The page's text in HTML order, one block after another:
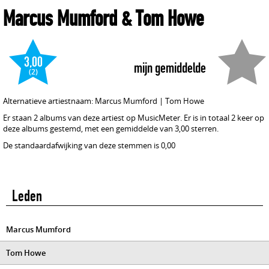
Marcus Mumford & Tom Howe
mijn gemiddelde
3,00
(2)
Alternatieve artiestnaam: Marcus Mumford | Tom Howe
Er staan 2 albums van deze artiest op MusicMeter. Er is in totaal 2 keer op
deze albums gestemd, met een gemiddelde van 3,00 sterren.
De standaardafwijking van deze stemmen is 0,00
Leden
Marcus Mumford
Tom Howe